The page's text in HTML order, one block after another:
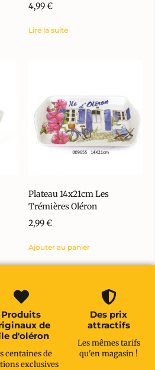
4,99€
Lire la suite
Plateau 14x21cm Les
Trémières Oléron
2,99€
Ajouter au panier
Produits
de
d'oléron
centaines de
exclusives
Des prix
attractifs
Les mêmes tarifs
qu'en magasin !